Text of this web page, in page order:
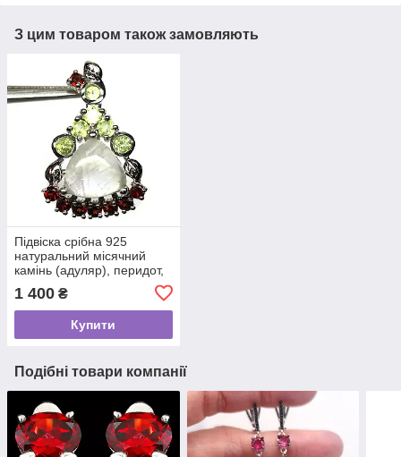
З цим товаром також замовляють
Підвіска срібна 925
натуральний місячний
камінь (адуляр), перидот,
1 400 ₴
Купити
Подібні товари компанії